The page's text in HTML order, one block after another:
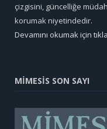
çizgisini, güncelliğe
korumak niyetindedir.
Devamını okumak için
MİMESİS SON SAYI